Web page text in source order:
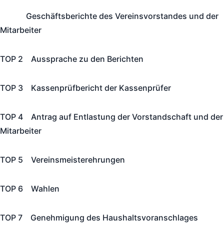
Geschäftsberichte des Vereinsvorstandes und der
Mitarbeiter
TOP 2 Aussprache zu den Berichten
TOP 3 Kassenprüfbericht der Kassenprüfer
TOP 4 Antrag auf Entlastung der Vorstandschaft und der
Mitarbeiter
TOP 5 Vereinsmeisterehrungen
TOP 6 Wahlen
TOP 7 Genehmigung des Haushaltsvoranschlages